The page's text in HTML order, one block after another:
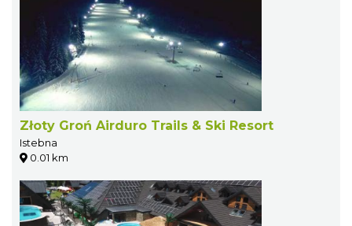
Złoty Groń Airduro Trails & Ski Resort
Istebna
0.01 km